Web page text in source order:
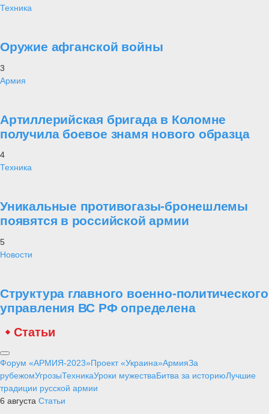
Техника
Оружие афганской войны
3
Армия
Артиллерийская бригада в Коломне
получила боевое знамя нового образца
4
Техника
Уникальные противогазы-бронешлемы
появятся в российской армии
5
Новости
Структура главного военно-политического
управления ВС РФ определена
Статьи
Форум «АРМИЯ-2023»Проект «Украина»АрмияЗа
рубежомУгрозыТехникаУроки мужестваБитва за историюЛучшие
традиции русской армии
6 августа Статьи